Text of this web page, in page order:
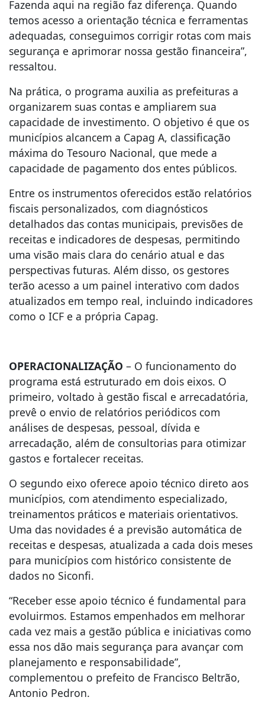
Fazenda aqui na região faz diferença. Quando
temos acesso a orientação técnica e ferramentas
adequadas, conseguimos corrigir rotas com mais
segurança e aprimorar nossa gestão financeira”,
ressaltou.
Na prática, o programa auxilia as prefeituras a
organizarem suas contas e ampliarem sua
capacidade de investimento. O objetivo é que os
municípios alcancem a Capag A, classificação
máxima do Tesouro Nacional, que mede a
capacidade de pagamento dos entes públicos.
Entre os instrumentos oferecidos estão relatórios
fiscais personalizados, com diagnósticos
detalhados das contas municipais, previsões de
receitas e indicadores de despesas, permitindo
uma visão mais clara do cenário atual e das
perspectivas futuras. Além disso, os gestores
terão acesso a um painel interativo com dados
atualizados em tempo real, incluindo indicadores
como o ICF e a própria Capag.
OPERACIONALIZAÇÃO – O funcionamento do
programa está estruturado em dois eixos. O
primeiro, voltado à gestão fiscal e arrecadatória,
prevê o envio de relatórios periódicos com
análises de despesas, pessoal, dívida e
arrecadação, além de consultorias para otimizar
gastos e fortalecer receitas.
O segundo eixo oferece apoio técnico direto aos
municípios, com atendimento especializado,
treinamentos práticos e materiais orientativos.
Uma das novidades é a previsão automática de
receitas e despesas, atualizada a cada dois meses
para municípios com histórico consistente de
dados no Siconfi.
“Receber esse apoio técnico é fundamental para
evoluirmos. Estamos empenhados em melhorar
cada vez mais a gestão pública e iniciativas como
essa nos dão mais segurança para avançar com
planejamento e responsabilidade”,
complementou o prefeito de Francisco Beltrão,
Antonio Pedron.